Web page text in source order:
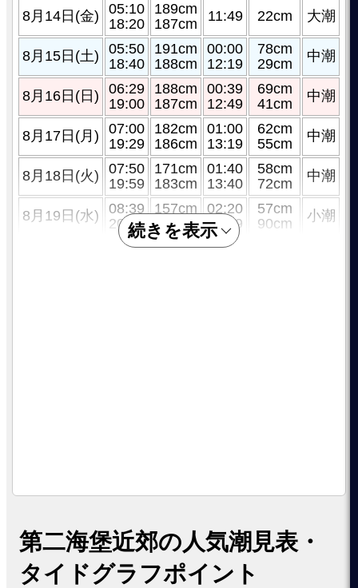
8月14日(金)
05:10
18:20
189cm
187cm
11:49 22cm 大潮
8月15日(土)
05:50
18:40
191cm
188cm
00:00
12:19
78cm
29cm
中潮
8月16日(日)
06:29
19:00
188cm
187cm
00:39
12:49
69cm
41cm
中潮
8月17日(月)
07:00
19:29
182cm
186cm
01:00
13:19
62cm
55cm
中潮
8月18日(火)
07:50
19:59
171cm
183cm
01:40
13:40
58cm
72cm
中潮
8月19日(水)
08:39
20:19
157cm
179cm
02:20
14:09
57cm
90cm
小潮
続きを表示
第二海堡近郊の人気潮見表・
タイドグラフポイント